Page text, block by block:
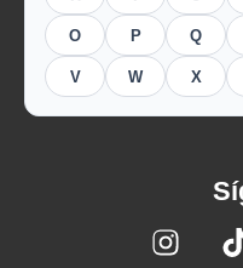
O P Q
V W X